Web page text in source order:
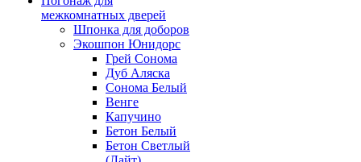
межкомнатных дверей
Шпонка для доборов
Экошпон Юнидорс
Грей Сонома
Дуб Аляска
Сонома Белый
Венге
Капучино
Бетон Белый
Бетон Светлый